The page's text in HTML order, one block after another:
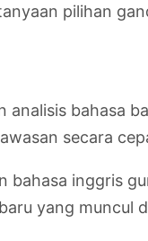
pilihan
bahasa
secara
inggris
yang muncul